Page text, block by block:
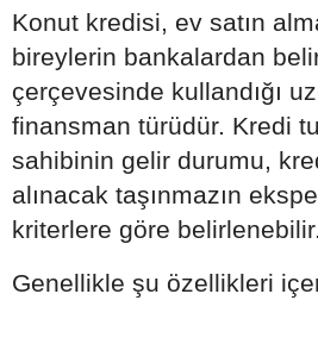
Konut kredisi, ev satın
bireylerin bankalardan
çerçevesinde kullandığı
finansman türüdür. Kredi
sahibinin gelir durumu,
alınacak taşınmazın
kriterlere göre belirlenebilir.
Genellikle şu özellikleri